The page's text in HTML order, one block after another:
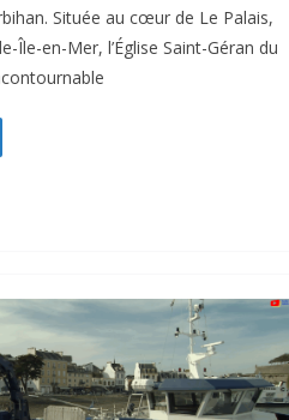
Située au cœur de Le Palais,
Île-en-Mer, l’Église Saint-Géran du